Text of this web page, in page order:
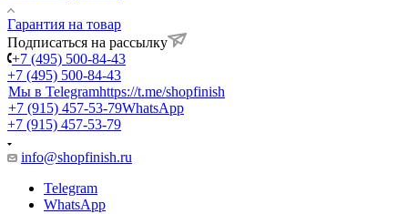
Гарантия на товар
Подписаться на рассылку
+7 (495) 500-84-43
+7 (495) 500-84-43
Мы в Telegramhttps://t.me/shopfinish
+7 (915) 457-53-79WhatsApp
+7 (915) 457-53-79
info@shopfinish.ru
Telegram
WhatsApp